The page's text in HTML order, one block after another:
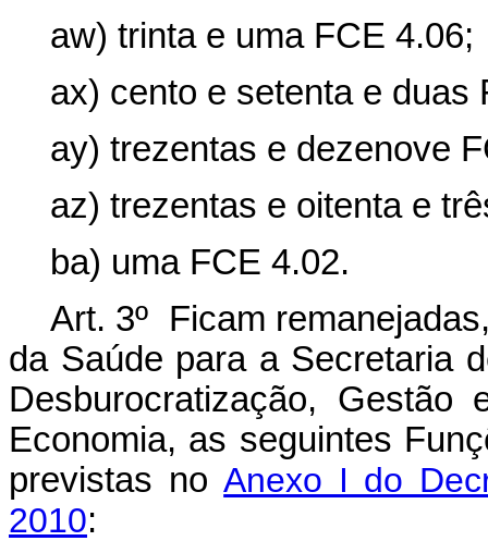
aw) trinta e uma FCE 4.06;
ax) cento e setenta e duas
ay) trezentas e dezenove
az) trezentas e oitenta e
ba) uma FCE 4.02.
Art. 3º Ficam
da Saúde para a Secretaria
Desburocratização,
Economia, as seguintes
previstas noAnexo I do
2010: